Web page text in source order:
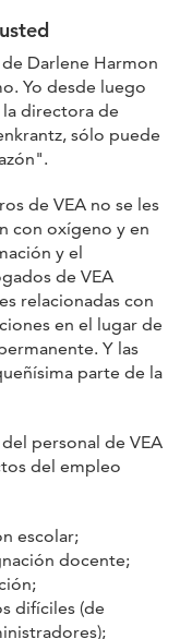
Darlene Harmon
Yo desde luego
directora de
sólo puede
de VEA no se les
con oxígeno y en
y el
de VEA
relacionadas con
en el lugar de
Y las
parte de la
personal de VEA
del empleo
escolar;
docente;
difíciles (de